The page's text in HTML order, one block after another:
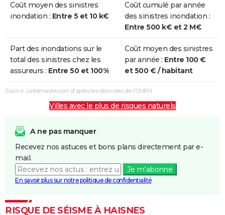
Coût moyen des sinistres
inondation : Entre 5 et 10 k€
Coût cumulé par année
des sinistres inondation :
Entre 500 k€ et 2 M€
Part des inondations sur le
total des sinistres chez les
assureurs : Entre 50 et 100%
Coût moyen des sinistres
par année : Entre 100 €
et 500 € / habitant
Source : Linternaute.com d'après les données de l'ONRN
Villes avec le plus de risques naturels
A ne pas manquer
Recevez nos astuces et bons plans directement par e-
mail.
Je m'abonne
En savoir plus sur notre politique de confidentialité
RISQUE DE SÉISME À HAISNES